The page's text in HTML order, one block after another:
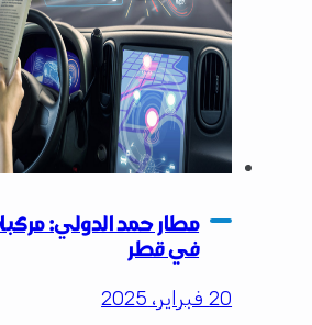
مطار حمد الدولي:
في قطر
20 فبراير، 2025